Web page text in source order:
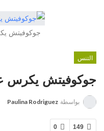
جوكوفيتش
التنس
جوكوفيتش يكرس
بواسطة Paulina Rodriguez
0 149